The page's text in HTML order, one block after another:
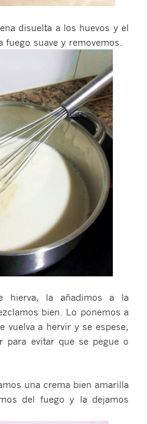
disuelta a los huevos y el
fuego suave y removemos.
hierva, la añadimos a la
bien. Lo ponemos a
vuelva a hervir y se espese,
para evitar que se pegue o
una crema bien amarilla
del fuego y la dejamos